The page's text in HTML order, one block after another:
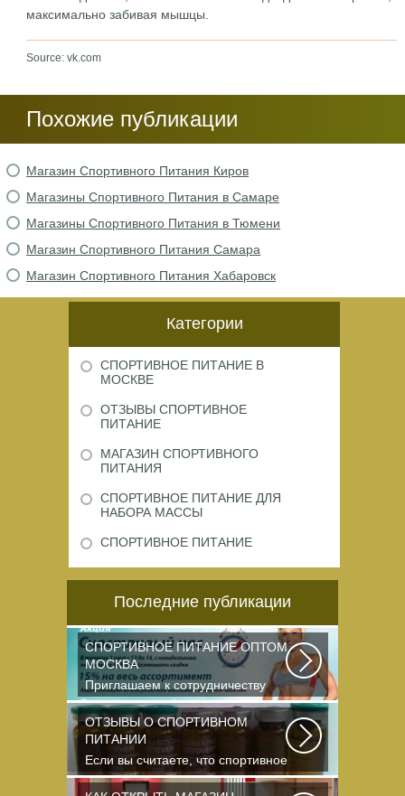
максимально забивая мышцы.
Source: vk.com
Похожие публикации
Магазин Спортивного Питания Киров
Магазины Спортивного Питания в Самаре
Магазины Спортивного Питания в Тюмени
Магазин Спортивного Питания Самара
Магазин Спортивного Питания Хабаровск
Категории
СПОРТИВНОЕ ПИТАНИЕ В
МОСКВЕ
ОТЗЫВЫ СПОРТИВНОЕ
ПИТАНИЕ
МАГАЗИН СПОРТИВНОГО
ПИТАНИЯ
СПОРТИВНОЕ ПИТАНИЕ ДЛЯ
НАБОРА МАССЫ
СПОРТИВНОЕ ПИТАНИЕ
Последние публикации
СПОРТИВНОЕ ПИТАНИЕ ОПТОМ
МОСКВА
Приглашаем к сотрудничеству
организации, занимающихся
продажей спортивного...
ОТЗЫВЫ О СПОРТИВНОМ
ПИТАНИИ
Если вы считаете, что спортивное
питание — это стероиды и